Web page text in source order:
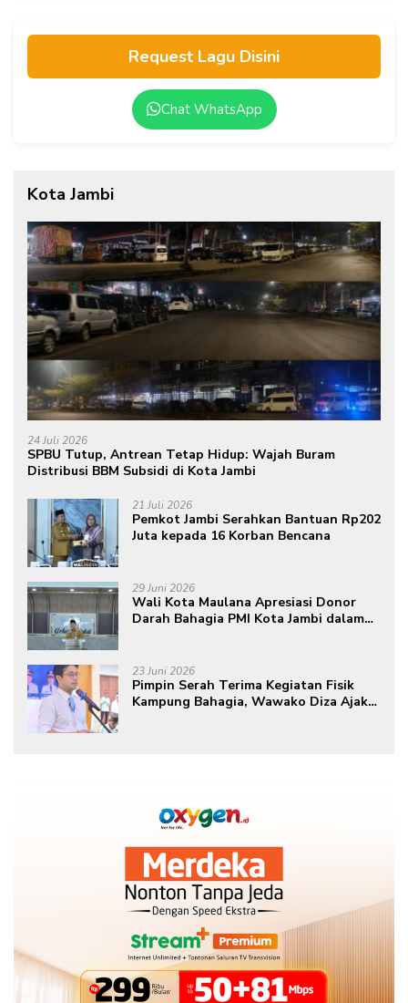
Request Lagu Disini
Chat WhatsApp
Kota Jambi
24 Juli 2026
SPBU Tutup, Antrean Tetap Hidup: Wajah Buram
Distribusi BBM Subsidi di Kota Jambi
21 Juli 2026
Pemkot Jambi Serahkan Bantuan Rp202
Juta kepada 16 Korban Bencana
29 Juni 2026
Wali Kota Maulana Apresiasi Donor
Darah Bahagia PMI Kota Jambi dalam
23 Juni 2026
Pimpin Serah Terima Kegiatan Fisik
Kampung Bahagia, Wawako Diza Ajak